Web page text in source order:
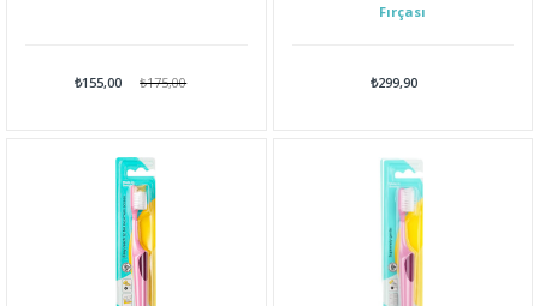
₺155,00 ₺175,00
Fırçası
₺299,90